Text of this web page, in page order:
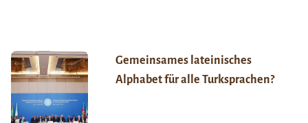
Gemeinsames lateinisches
Alphabet für alle Turksprachen?